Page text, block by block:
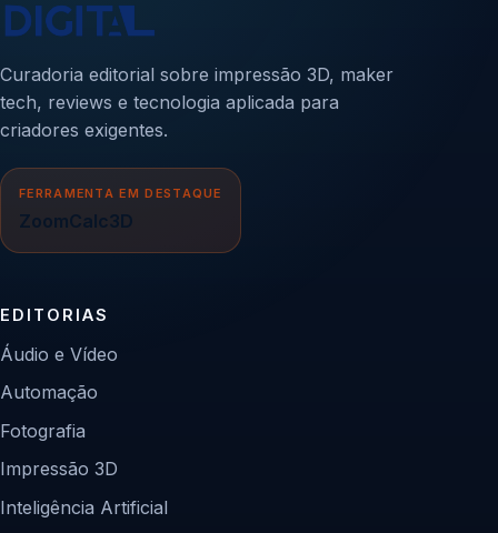
Curadoria editorial sobre impressão 3D, maker
tech, reviews e tecnologia aplicada para
criadores exigentes.
FERRAMENTA EM DESTAQUE
ZoomCalc3D
EDITORIAS
Áudio e Vídeo
Automação
Fotografia
Impressão 3D
Inteligência Artificial